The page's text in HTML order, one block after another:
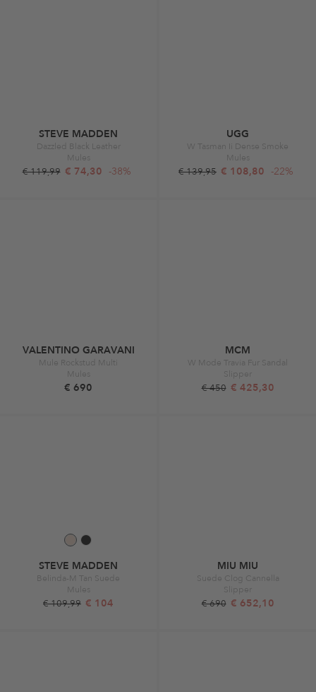
STEVE MADDEN
Dazzled Black Leather
Mules
€ 119,99 € 74,30 -38%
UGG
W Tasman Ii Dense Smoke
Mules
€ 139,95 € 108,80 -22%
VALENTINO GARAVANI
Mule Rockstud Multi
Mules
€ 690
MCM
W Mode Travia Fur Sandal
Slipper
€ 450 € 425,30
STEVE MADDEN
Belinda-M Tan Suede
Mules
€ 109,99 € 104
MIU MIU
Suede Clog Cannella
Slipper
€ 690 € 652,10